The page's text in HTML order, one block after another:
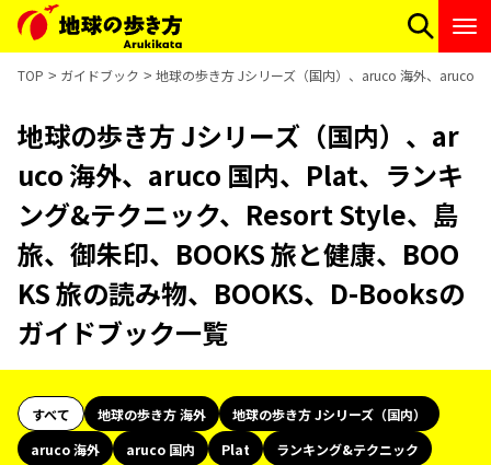
TOP ガイドブック 地球の歩き方 Jシリーズ（国内）、aruco 海外、aruco
地球の歩き方 Jシリーズ（国内）、ar
uco 海外、aruco 国内、Plat、ランキ
ング&テクニック、Resort Style、島
旅、御朱印、BOOKS 旅と健康、BOO
KS 旅の読み物、BOOKS、D-Booksの
ガイドブック一覧
すべて 地球の歩き方 海外
地球の歩き方 Jシリーズ（国内）
aruco 海外
aruco 国内 Plat
ランキング&テクニック